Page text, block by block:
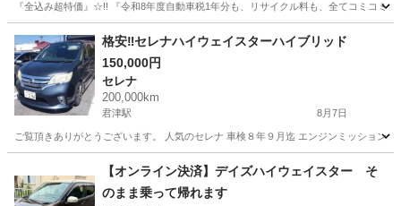
ー名変サービス⭐️‼️激安早い者勝ち⭐️‼️
『全込み超特価』☆!! 『令和8年度自動車税1年分も、リサイクル料も、全てコミコ
千葉 千葉市 みつわ台駅 セレナ
格安‼️セレナハイウェイスターハイブリッド
150,000円
セレナ
200,000km
君津駅 8月7日
ご覧頂きありがとうございます。 人気のセレナ 車検８年９月迄 エンジンミッション好
君津駅 セレナ ミッション
【オンライン決済】デイズハイウェイスター そ
のまま乗って帰れます